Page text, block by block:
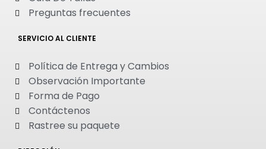
Preguntas frecuentes
SERVICIO AL CLIENTE
Política de Entrega y Cambios
Observación Importante
Forma de Pago
Contáctenos
Rastree su paquete